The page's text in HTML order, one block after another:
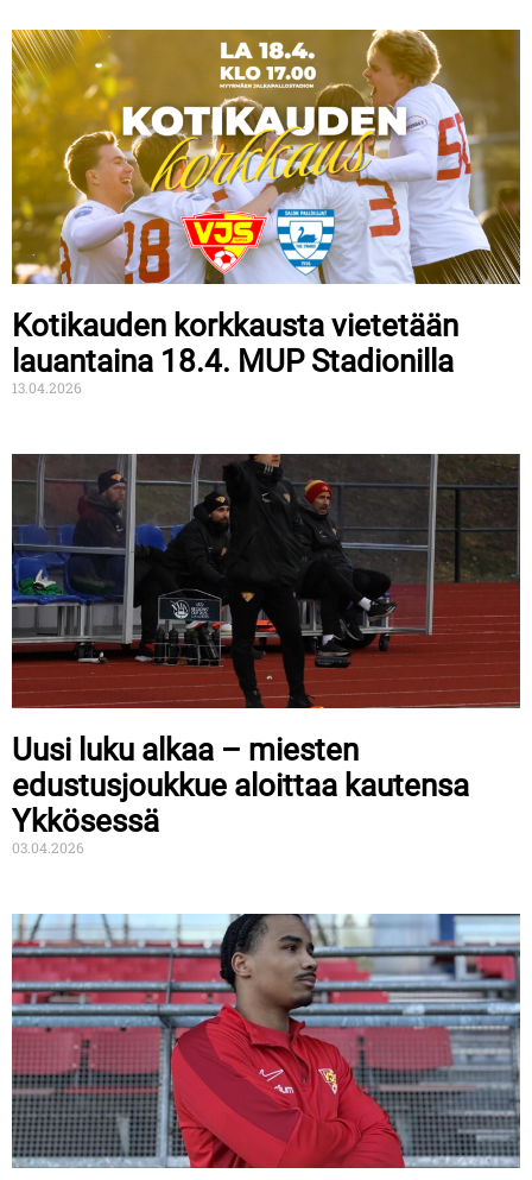
Kotikauden korkkausta vietetään
lauantaina 18.4. MUP Stadionilla
13.04.2026
Uusi luku alkaa – miesten
edustusjoukkue aloittaa kautensa
Ykkösessä
03.04.2026